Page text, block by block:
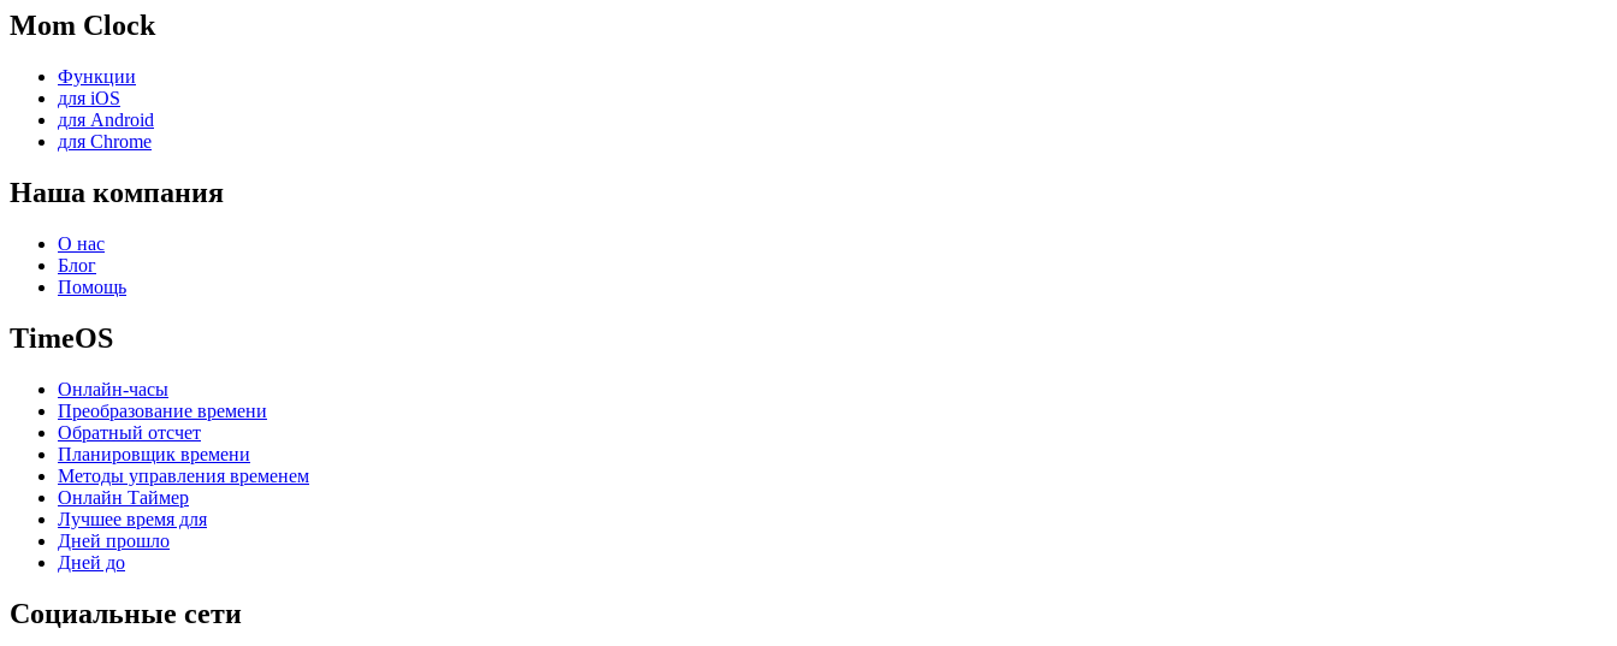
Mom Clock
Функции
для iOS
для Android
для Chrome
Наша компания
О нас
Блог
Помощь
TimeOS
Онлайн-часы
Преобразование времени
Обратный отсчет
Планировщик времени
Методы управления временем
Онлайн Таймер
Лучшее время для
Дней прошло
Дней до
Социальные сети